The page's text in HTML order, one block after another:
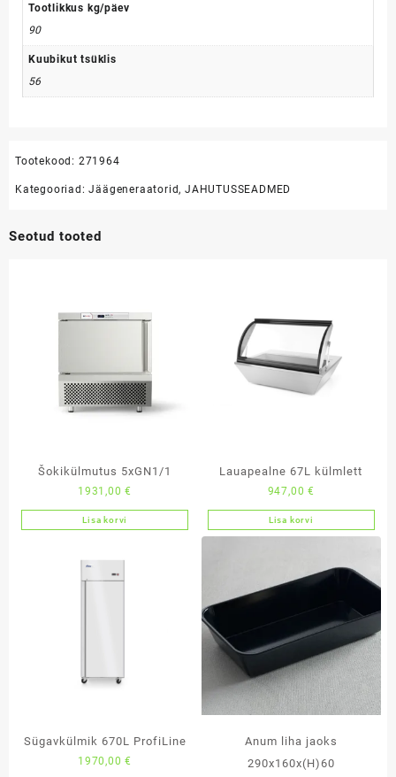
Tootlikkus kg/päev
90
Kuubikut tsüklis
56
Tootekood: 271964
Kategooriad:Jäägeneraatorid,JAHUTUSSEADMED
Seotud tooted
Šokikülmutus 5xGN1/1
1931,00€
Lisa korvi
Lauapealne 67L külmlett
947,00€
Lisa korvi
Sügavkülmik 670L ProfiLine
1970,00€
Anum liha jaoks
290x160x(H)60